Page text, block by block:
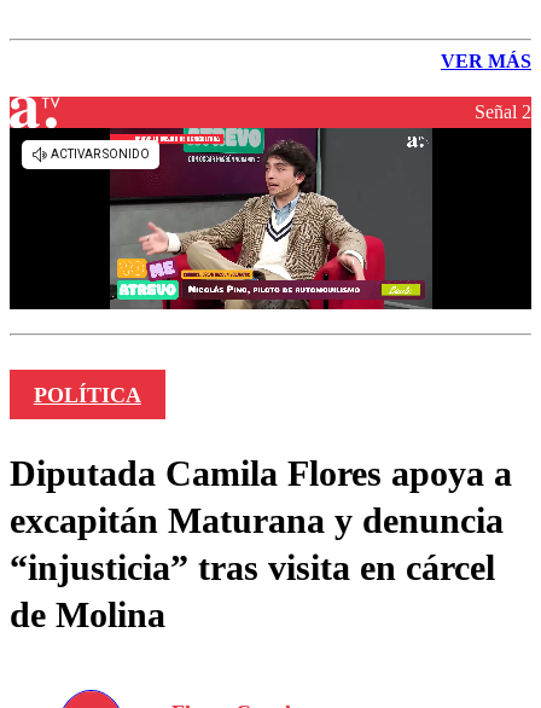
VER MÁS
Señal 2
POLÍTICA
Diputada Camila Flores apoya a
excapitán Maturana y denuncia
“injusticia” tras visita en cárcel
de Molina